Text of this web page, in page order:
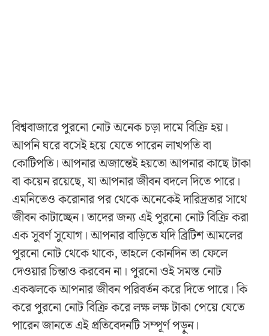
বিশ্ববাজারে পুরনো নোট অনেক চড়া দামে বিক্রি হয়।
আপনি ঘরে বসেই হয়ে যেতে পারেন লাখপতি বা
কোটিপতি। আপনার অজান্তেই হয়তো আপনার কাছে টাকা
বা কয়েন রয়েছে, যা আপনার জীবন বদলে দিতে পারে।
এমনিতেও করোনার পর থেকে অনেকেই দারিদ্রতার সাথে
জীবন কাটাচ্ছেন। তাদের জন্য এই পুরনো নোট বিক্রি করা
এক সুবর্ণ সুযোগ। আপনার বাড়িতে যদি ব্রিটিশ আমলের
পুরনো নোট থেকে থাকে, তাহলে কোনদিন তা ফেলে
দেওয়ার চিন্তাও করবেন না। পুরনো ওই সমস্ত নোট
একঝলকে আপনার জীবন পরিবর্তন করে দিতে পারে। কি
করে পুরনো নোট বিক্রি করে লক্ষ লক্ষ টাকা পেয়ে যেতে
পারেন জানতে এই প্রতিবেদনটি সম্পূর্ণ পড়ুন।